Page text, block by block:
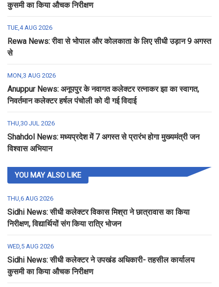
कुसमी का किया औचक निरीक्षण
TUE,4 AUG 2026
Rewa News: रीवा से भोपाल और कोलकाता के लिए सीधी उड़ान 9 अगस्त
से
MON,3 AUG 2026
Anuppur News: अनूपपुर के नवागत कलेक्टर रत्नाकर झा का स्वागत,
निवर्तमान कलेक्टर हर्षल पंचोली को दी गई विदाई
THU,30 JUL 2026
Shahdol News: मध्यप्रदेश में 7 अगस्त से प्रारंभ होगा मुख्यमंत्री जन
विश्वास अभियान
YOU MAY ALSO LIKE
THU,6 AUG 2026
Sidhi News: सीधी कलेक्टर विकास मिश्रा ने छात्रावास का किया
निरीक्षण, विद्यार्थियों संग किया रात्रि भोजन
WED,5 AUG 2026
Sidhi News: सीधी कलेक्टर ने उपखंड अधिकारी- तहसील कार्यालय
कुसमी का किया औचक निरीक्षण